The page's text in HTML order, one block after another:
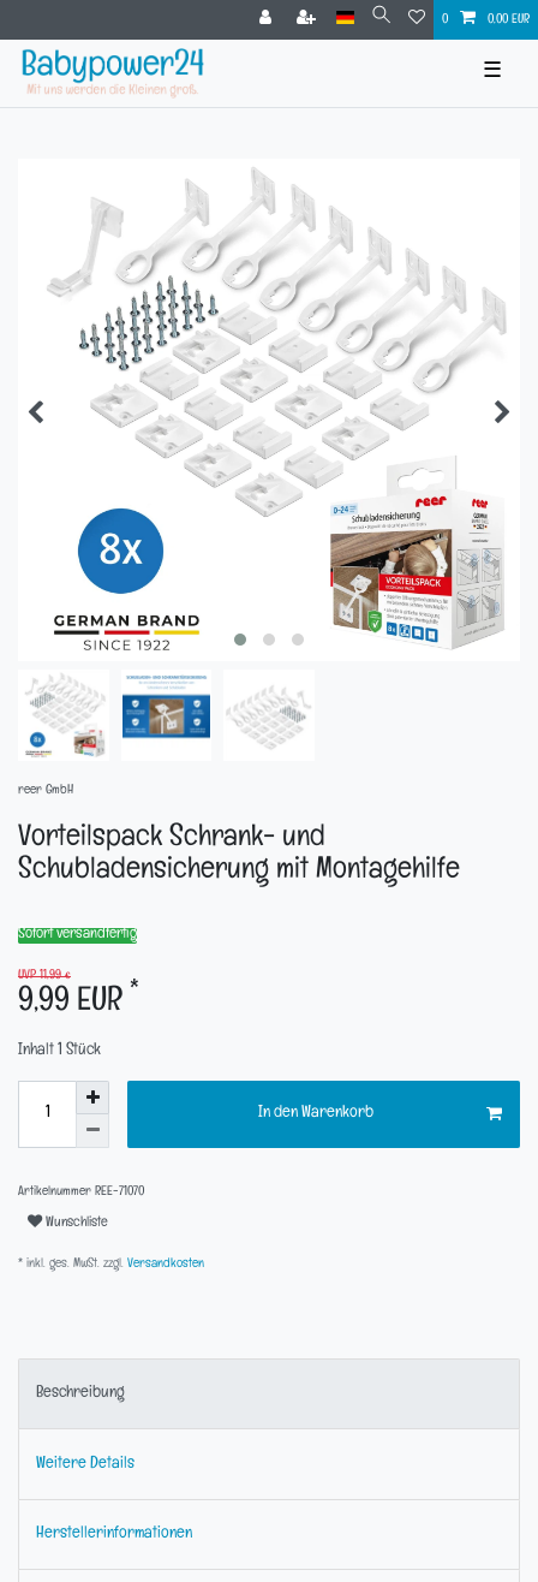
0 0,00 EUR
☰
reer GmbH
Vorteilspack Schrank- und
Schubladensicherung mit Montagehilfe
Sofort versandfertig
UVP 11,99 €
9,99 EUR
*
Inhalt Stück
In den Warenkorb
Artikelnummer REE-71070
Wunschliste
* inkl. ges. MwSt. zzgl. Versandkosten
Beschreibung
Weitere Details
Herstellerinformationen